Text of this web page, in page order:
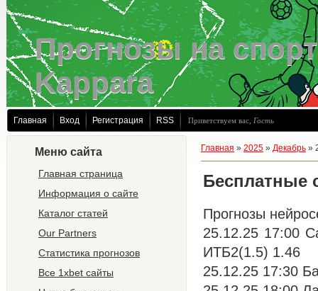
Прогнозы на
Kappara
Главная Вход Регистрация RSS Приветствуем вас Гость
Меню сайта
Главная страница
Информация о сайте
Каталог статей
Our Partners
Статистика прогнозов
Все 1xbet сайты
Главная » 2025 » Декабрь »
Бесплатные
Прогнозы
25.12.25 17:00
ИТБ2(1.5) 1.46
25.12.25 17:30